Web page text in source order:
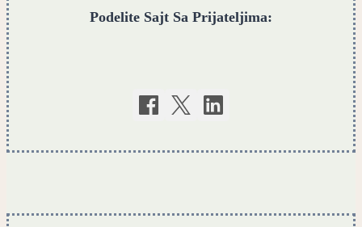
Podelite Sajt Sa Prijateljima: